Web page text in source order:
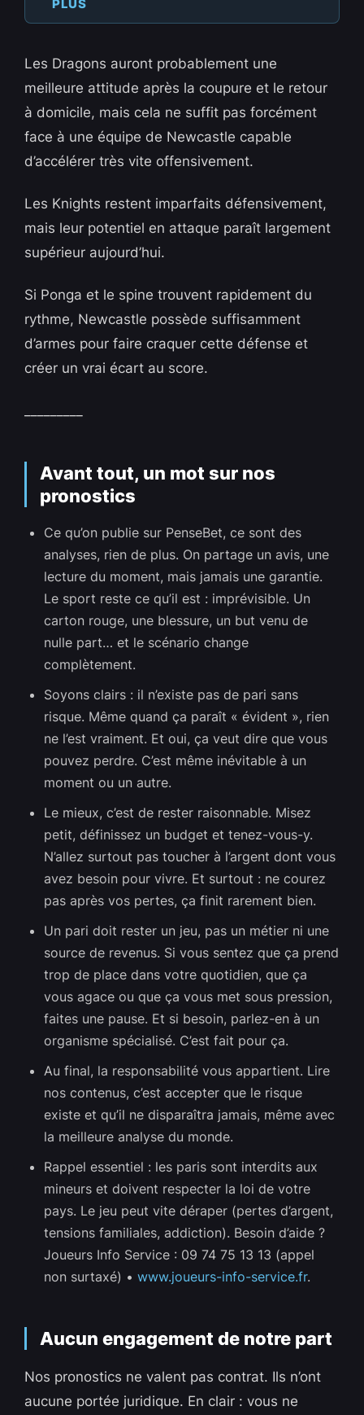
PLUS
Les Dragons auront probablement une
meilleure attitude après la coupure et le retour
à domicile, mais cela ne suffit pas forcément
face à une équipe de Newcastle capable
d’accélérer très vite offensivement.
Les Knights restent imparfaits défensivement,
mais leur potentiel en attaque paraît largement
supérieur aujourd’hui.
Si Ponga et le spine trouvent rapidement du
rythme, Newcastle possède suffisamment
d’armes pour faire craquer cette défense et
créer un vrai écart au score.
Avant tout, un mot sur nos
pronostics
Ce qu’on publie sur PenseBet, ce sont des
analyses, rien de plus. On partage un avis, une
lecture du moment, mais jamais une garantie.
Le sport reste ce qu’il est : imprévisible. Un
carton rouge, une blessure, un but venu de
nulle part… et le scénario change
complètement.
Soyons clairs : il n’existe pas de pari sans
risque. Même quand ça paraît « évident », rien
ne l’est vraiment. Et oui, ça veut dire que vous
pouvez perdre. C’est même inévitable à un
moment ou un autre.
Le mieux, c’est de rester raisonnable. Misez
petit, définissez un budget et tenez-vous-y.
N’allez surtout pas toucher à l’argent dont vous
avez besoin pour vivre. Et surtout : ne courez
pas après vos pertes, ça finit rarement bien.
Un pari doit rester un jeu, pas un métier ni une
source de revenus. Si vous sentez que ça prend
trop de place dans votre quotidien, que ça
vous agace ou que ça vous met sous pression,
faites une pause. Et si besoin, parlez-en à un
organisme spécialisé. C’est fait pour ça.
Au final, la responsabilité vous appartient. Lire
nos contenus, c’est accepter que le risque
existe et qu’il ne disparaîtra jamais, même avec
la meilleure analyse du monde.
Rappel essentiel : les paris sont interdits aux
mineurs et doivent respecter la loi de votre
pays. Le jeu peut vite déraper (pertes d’argent,
tensions familiales, addiction). Besoin d’aide ?
Joueurs Info Service : 09 74 75 13 13 (appel
non surtaxé) •www.joueurs-info-service.fr.
Aucun engagement de notre part
Nos pronostics ne valent pas contrat. Ils n’ont
aucune portée juridique. En clair : vous ne